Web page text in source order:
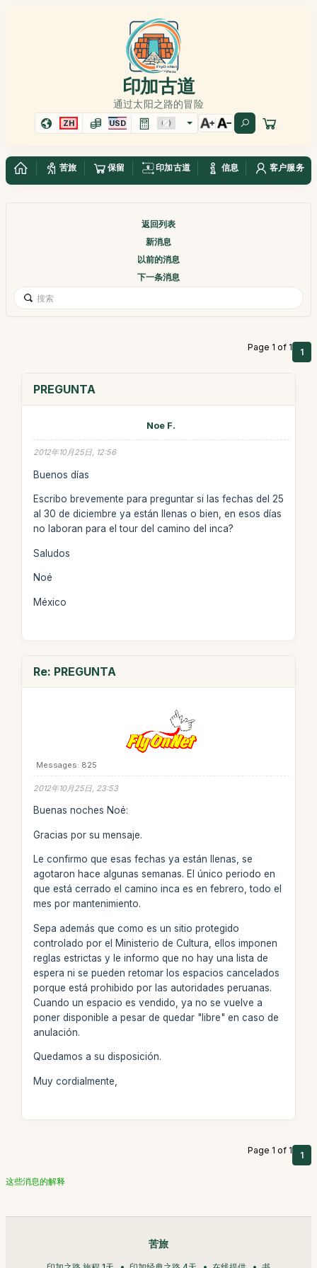
印加古道
通过太阳之路的冒险
ZH USD
苦旅 保留 印加古道 信息 客户服务
返回列表
新消息
以前的消息
下一条消息
Page 1 of 1 1
PREGUNTA
Noe F.
2012年10月25日, 12:56
Buenos días
Escribo brevemente para preguntar si las fechas del 25
al 30 de diciembre ya están llenas o bien, en esos días
no laboran para el tour del camino del inca?
Saludos
Noé
México
Re: PREGUNTA
Messages: 825
2012年10月25日, 23:53
Buenas noches Noé:
Gracias por su mensaje.
Le confirmo que esas fechas ya están llenas, se
agotaron hace algunas semanas. El único periodo en
que está cerrado el camino inca es en febrero, todo el
mes por mantenimiento.
Sepa además que como es un sitio protegido
controlado por el Ministerio de Cultura, ellos imponen
reglas estrictas y le informo que no hay una lista de
espera ni se pueden retomar los espacios cancelados
porque está prohibido por las autoridades peruanas.
Cuando un espacio es vendido, ya no se vuelve a
poner disponible a pesar de quedar "libre" en caso de
anulación.
Quedamos a su disposición.
Muy cordialmente,
Page 1 of 1 1
这些消息的解释
苦旅